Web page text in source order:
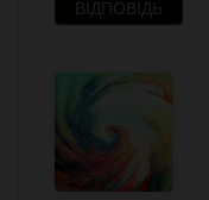
ВІДПОВІДЬ